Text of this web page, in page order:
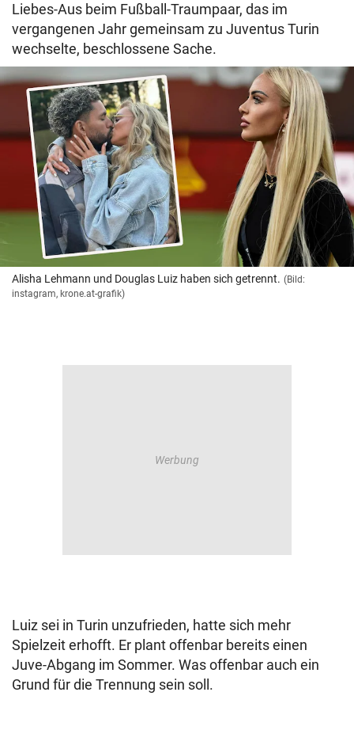
Liebes-Aus beim Fußball-Traumpaar, das im
vergangenen Jahr gemeinsam zu Juventus Turin
wechselte, beschlossene Sache.
Alisha Lehmann und Douglas Luiz haben sich getrennt. (Bild:
instagram, krone.at-grafik)
Luiz sei in Turin unzufrieden, hatte sich mehr
Spielzeit erhofft. Er plant offenbar bereits einen
Juve-Abgang im Sommer. Was offenbar auch ein
Grund für die Trennung sein soll.